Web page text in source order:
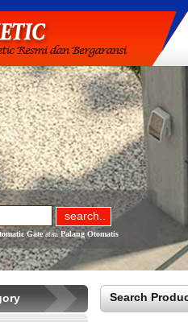
GateatauPalang Otomatis
Search